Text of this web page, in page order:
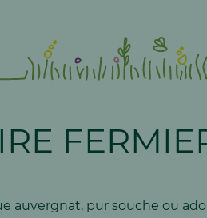
auvergnat, pur souche ou